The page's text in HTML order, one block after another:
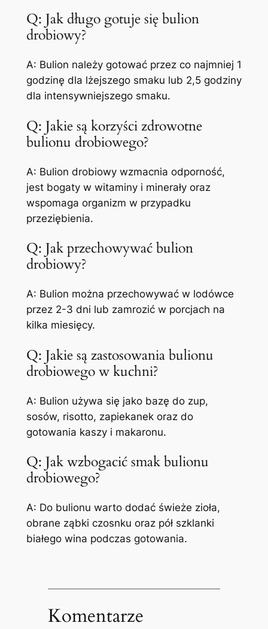
Q: Jak długo gotuje się bulion
drobiowy?
A: Bulion należy gotować przez co najmniej 1
godzinę dla lżejszego smaku lub 2,5 godziny
dla intensywniejszego smaku.
Q: Jakie są korzyści zdrowotne
bulionu drobiowego?
A: Bulion drobiowy wzmacnia odporność,
jest bogaty w witaminy i minerały oraz
wspomaga organizm w przypadku
przeziębienia.
Q: Jak przechowywać bulion
drobiowy?
A: Bulion można przechowywać w lodówce
przez 2-3 dni lub zamrozić w porcjach na
kilka miesięcy.
Q: Jakie są zastosowania bulionu
drobiowego w kuchni?
A: Bulion używa się jako bazę do zup,
sosów, risotto, zapiekanek oraz do
gotowania kaszy i makaronu.
Q: Jak wzbogacić smak bulionu
drobiowego?
A: Do bulionu warto dodać świeże zioła,
obrane ząbki czosnku oraz pół szklanki
białego wina podczas gotowania.
Komentarze